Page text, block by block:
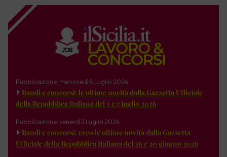
Pubblicazione: mercoledì 8 Luglio 2026
Bandi e concorsi: le ultime novità dalla Gazzetta Ufficiale
della Repubblica Italiana del 3 e 7 luglio 2026
Pubblicazione: venerdì 3 Luglio 2026
Bandi e concorsi: ecco le ultime novità dalla Gazzetta
Ufficiale della Repubblica Italiana del 26 e 30 giugno 2026